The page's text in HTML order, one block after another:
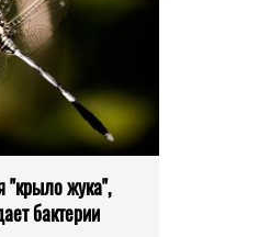
"крыло жука",
бактерии